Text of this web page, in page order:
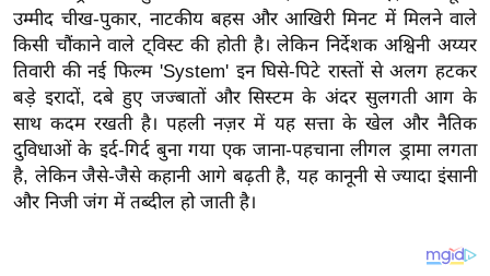
ष
ज्ञ
रा
य
ब
ज
ट
खे
उम्मीद चीख-पुकार, नाटकीय बहस और आखिरी मिनट में मिलने वाले
किसी चौंकाने वाले ट्विस्ट की होती है। लेकिन निर्देशक अश्विनी अय्यर
तिवारी की नई फिल्म 'System' इन घिसे-पिटे रास्तों से अलग हटकर
बड़े इरादों, दबे हुए जज्बातों और सिस्टम के अंदर सुलगती आग के
साथ कदम रखती है। पहली नज़र में यह सत्ता के खेल और नैतिक
दुविधाओं के इर्द-गिर्द बुना गया एक जाना-पहचाना लीगल ड्रामा लगता
है, लेकिन जैसे-जैसे कहानी आगे बढ़ती है, यह कानूनी से ज्यादा इंसानी
और निजी जंग में तब्दील हो जाती है।